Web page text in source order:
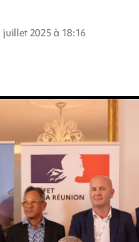
juillet 2025 à 18:16